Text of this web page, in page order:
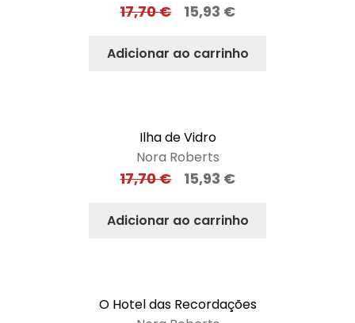
17,70€ 15,93 €
Adicionar ao carrinho
Ilha de Vidro
Nora Roberts
17,70€ 15,93 €
Adicionar ao carrinho
O Hotel das Recordações